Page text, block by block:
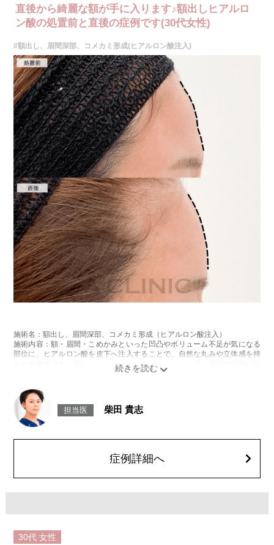
直後から綺麗な額が手に入ります♪額出しヒアルロ
ン酸の処置前と直後の症例です(30代女性)
#額出し、眉間深部、コメカミ形成(ヒアルロン酸注入)
施術名：額出し、眉間深部、コメカミ形成（ヒアルロン酸注入）
施術内容：額・眉間・こめかみといった凹凸やボリューム不足が気になる
部位に、ヒアルロン酸を皮下へ注入することで、自然な丸みや立体感を持
たせる施術です。額には丸みを出して女性らしい印象に、眉間の深部には
構造的な支えを加えてしわの改善に、こめかみにはくぼみの補正や輪郭の
切開を伴わず、ダウンタイムも比較的少ないのが特徴です。
施術時間：注入箇所数により異なりますが、約10分程です。
リスク、副作用：腫れ、赤み、内出血、痛み、突っ張り感などが生じるこ
とがございます。また、稀にアレルギー、細菌感染症、血管閉塞などが生
週間ほどお控えください。
費用：レスチレンリフト（※横浜院限定）98,800円〜228,800円(税込)／ジ
ュビダームビスタウルトラXC 131,800円〜283,800円(税込)／ボリューマ
※コメカミ・眉間深部は2ccまで、額は4ccまで注入可能です。
担当医 柴田 貴志
症例詳細へ
30代 女性